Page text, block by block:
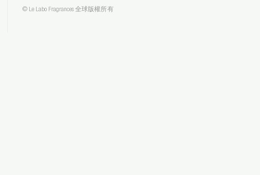
© Le Labo Fragrances 全球版權所有